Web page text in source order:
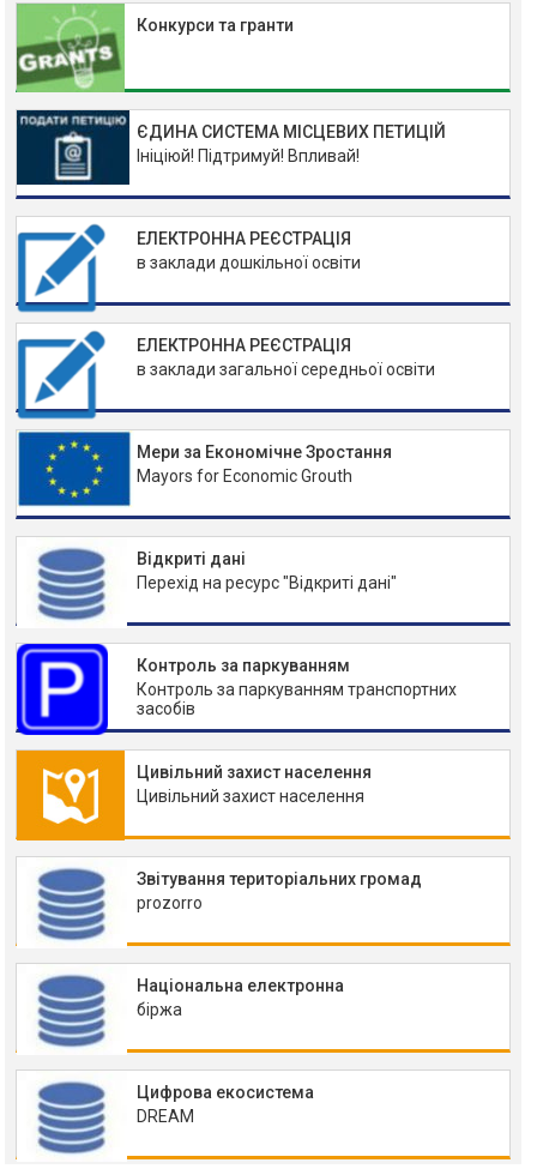
Конкурси та гранти
ЄДИНА СИСТЕМА МІСЦЕВИХ ПЕТИЦІЙ
Ініціюй! Підтримуй! Впливай!
ЕЛЕКТРОННА РЕЄСТРАЦІЯ
в заклади дошкільної освіти
ЕЛЕКТРОННА РЕЄСТРАЦІЯ
в заклади загальної середньої освіти
Мери за Економічне Зростання
Mayors for Economic Grouth
Відкриті дані
Перехід на ресурс "Відкриті дані"
Контроль за паркуванням
Контроль за паркуванням транспортних
засобів
Цивільний захист населення
Цивільний захист населення
Звітування територіальних громад
prozorro
Національна електронна
біржа
Цифрова екосистема
DREAM